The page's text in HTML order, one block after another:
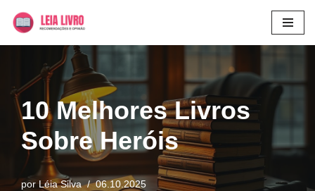
conteúdo
10 Melhores Livros
Sobre Heróis
porLéia Silva 06.10.2025